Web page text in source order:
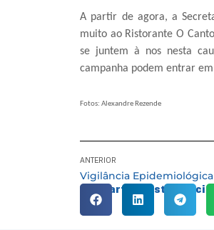
A partir de agora, a
muito ao Ristorante O
se juntem à nos nesta
campanha podem entrar
Fotos: Alexandre Rezende
ANTERIOR
Compartilhe esta notícia: